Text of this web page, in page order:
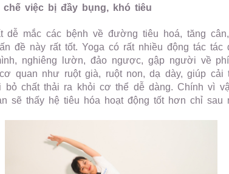
việc bị đầy bụng, khó tiêu
dễ mắc các bệnh về đường tiêu hoá, tăng
đề này rất tốt. Yoga có rất nhiều động tác
nghiêng lườn, đảo ngược, gập người về
quan như ruột già, ruột non, dạ dày, giúp cải
bỏ chất thải ra khỏi cơ thể dễ dàng. Chính vì
sẽ thấy hệ tiêu hóa hoạt động tốt hơn chỉ sau